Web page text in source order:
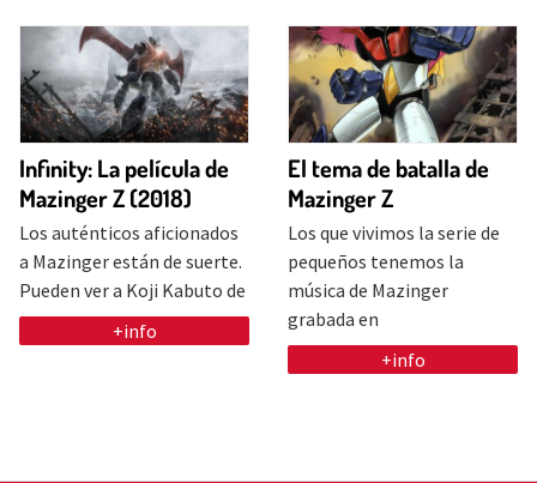
Infinity: La película de
Mazinger Z (2018)
Los auténticos aficionados
a Mazinger están de suerte.
Pueden ver a Koji Kabuto de
+info
El tema de batalla de
Mazinger Z
Los que vivimos la serie de
pequeños tenemos la
música de Mazinger
grabada en
+info